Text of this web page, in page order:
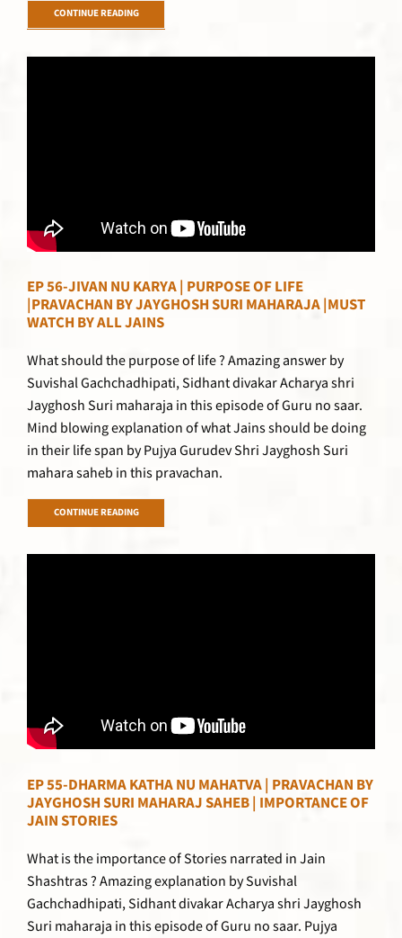
CONTINUE READING
EP 56-JIVAN NU KARYA | PURPOSE OF LIFE
|PRAVACHAN BY JAYGHOSH SURI MAHARAJA |MUST
WATCH BY ALL JAINS
What should the purpose of life ? Amazing answer by
Suvishal Gachchadhipati, Sidhant divakar Acharya shri
Jayghosh Suri maharaja in this episode of Guru no saar.
Mind blowing explanation of what Jains should be doing
in their life span by Pujya Gurudev Shri Jayghosh Suri
mahara saheb in this pravachan.
CONTINUE READING
EP 55-DHARMA KATHA NU MAHATVA | PRAVACHAN BY
JAYGHOSH SURI MAHARAJ SAHEB | IMPORTANCE OF
JAIN STORIES
What is the importance of Stories narrated in Jain
Shashtras ? Amazing explanation by Suvishal
Gachchadhipati, Sidhant divakar Acharya shri Jayghosh
Suri maharaja in this episode of Guru no saar. Pujya